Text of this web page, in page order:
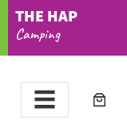
THE HAP
Camping